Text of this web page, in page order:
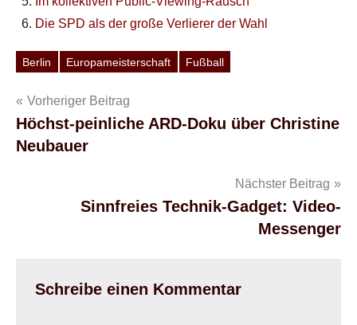
Die SPD als der große Verlierer der Wahl
Schlagwörter
Berlin Europameisterschaft Fußball
Beitragsnavigation
Vorheriger Beitrag
Höchst-peinliche ARD-Doku über Christine
Neubauer
Nächster Beitrag
Sinnfreies Technik-Gadget: Video-
Messenger
Schreibe einen Kommentar